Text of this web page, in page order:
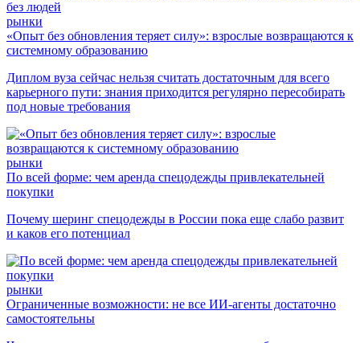
рынки
«Опыт без обновления теряет силу»: взрослые возвращаются к
системному образованию
Диплом вуза сейчас нельзя считать достаточным для всего
карьерного пути: знания приходится регулярно пересобирать
под новые требования
рынки
По всей форме: чем аренда спецодежды привлекательней
покупки
Почему шеринг спецодежды в России пока еще слабо развит
и каков его потенциал
рынки
Ограниченные возможности: не все ИИ-агенты достаточно
самостоятельны